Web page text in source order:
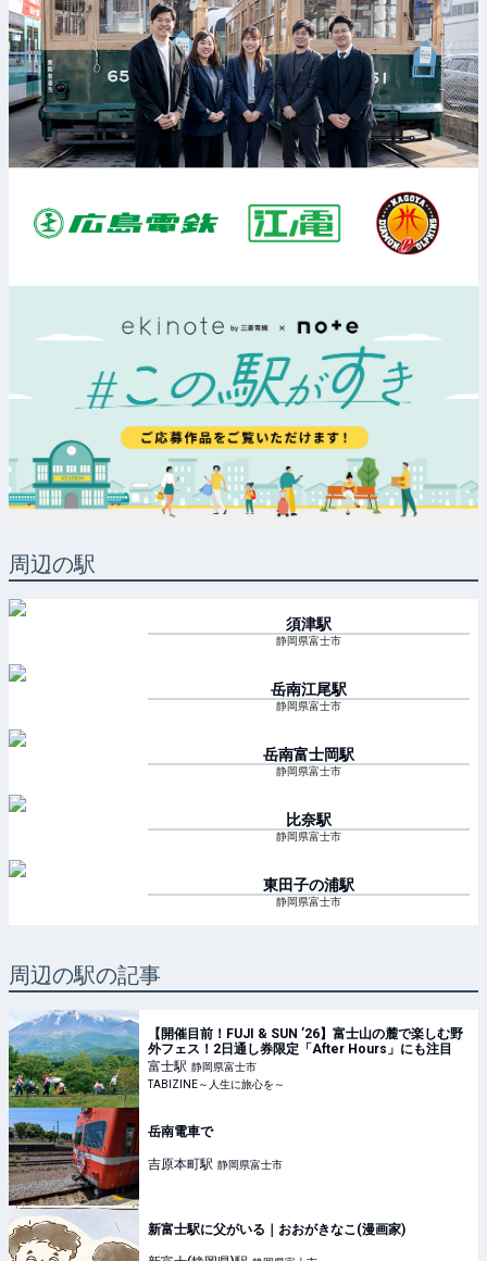
周辺の駅
須津駅
静岡県富士市
岳南江尾駅
静岡県富士市
岳南富士岡駅
静岡県富士市
比奈駅
静岡県富士市
東田子の浦駅
静岡県富士市
周辺の駅の記事
【開催目前！FUJI & SUN ’26】富士山の麓で楽しむ野
外フェス！2日通し券限定「After Hours」にも注目
富士駅 静岡県富士市
TABIZINE～人生に旅心を～
岳南電車で
吉原本町駅 静岡県富士市
新富士駅に父がいる｜おおがきなこ(漫画家)